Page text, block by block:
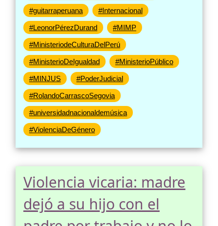
#guitarraperuana #Internacional
#LeonorPérezDurand #MIMP
#MinisteriodeCulturaDelPerú
#MinisterioDeIgualdad #MinisterioPúblico
#MINJUS #PoderJudicial
#RolandoCarrascoSegovia
#universidadnacionaldemúsica
#ViolenciaDeGénero
Violencia vicaria: madre
dejó a su hijo con el